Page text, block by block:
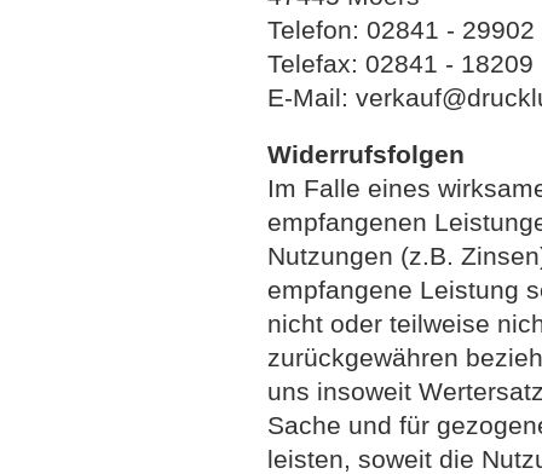
Telefon: 02841 - 29902
Telefax: 02841 - 18209
E-Mail:
Widerrufsfolgen
Im Falle eines
empfangenen
Nutzungen (z.B.
empfangene Leistung
nicht oder teilweise
zurückgewähren
uns insoweit
Sache und für
leisten, soweit die